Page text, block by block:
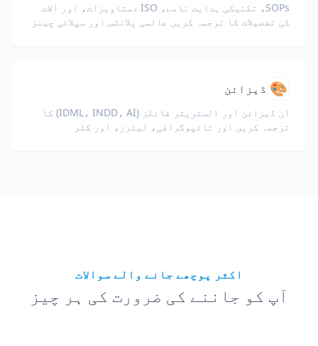
SOPs، تکنیکی ہدایت نامے، ISO دستاویزات، اور آلات
کی تفصیلات کا ترجمہ کریں عالمی پلانٹس اور سپلائی چینز
🎨 ڈیزائن
ان ڈیزائن اور السٹریٹر فائلز (IDML، INDD، AI) کا
ترجمہ کریں اور ٹائپوگرافی، لیئرز، اور کلر
اکثر پوچھے جانے والے سوالات
آپ کو جاننے کی ضرورت کی ہر چیز